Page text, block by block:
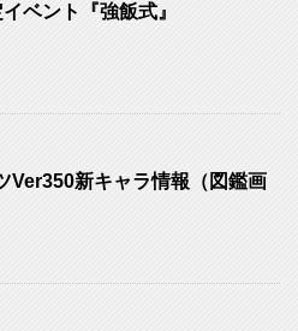
ベント『強飯式』
Ver350新キャラ情報（図鑑画